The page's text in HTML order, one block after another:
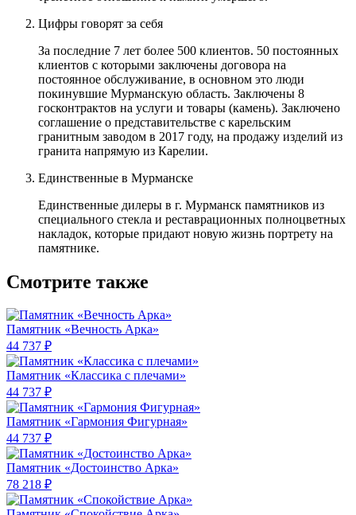
Цифры говорят за себя
За последние 7 лет более 500 клиентов. 50 постоянных
клиентов с которыми заключены договора на
постоянное обслуживание, в основном это люди
покинувшие Мурманскую область. Заключены 8
госконтрактов на услуги и товары (камень). Заключено
соглашение о представительстве с карельским
гранитным заводом в 2017 году, на продажу изделий из
гранита напрямую из Карелии.
Единственные в Мурманске
Единственные дилеры в г. Мурманск памятников из
специального стекла и реставрационных полноцветных
накладок, которые придают новую жизнь портрету на
памятнике.
Смотрите также
Памятник «Вечность Арка»
44 737 ₽
Памятник «Классика c плечами»
44 737 ₽
Памятник «Гармония Фигурная»
44 737 ₽
Памятник «Достоинство Арка»
78 218 ₽